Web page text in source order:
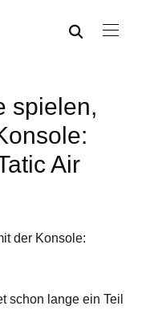
spielen,
Air
schon lange ein Teil